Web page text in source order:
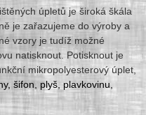
úpletů je široká škála
je zařazujeme do výroby a
vzory je tudíž možné
natisknout. Potisknout je
mikropolyesterový úplet,
šifon, plyš, plavkovinu,